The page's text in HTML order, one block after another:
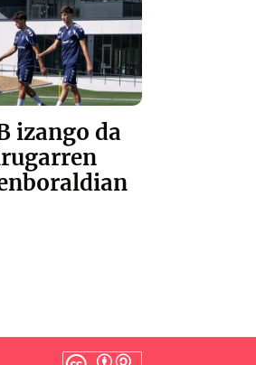
izango da